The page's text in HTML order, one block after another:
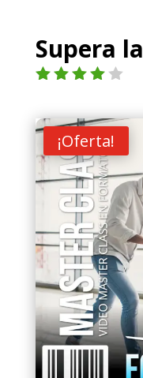
Supera
4.00de
5 en
base a
valoraci
ón de
un
cliente
¡Oferta!